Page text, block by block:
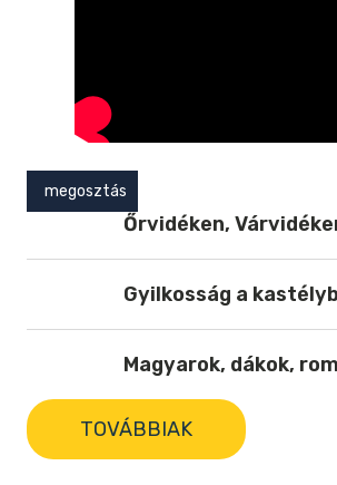
megosztás
Őrvidéken,
Gyilkosság a
Magyarok, dákok,
TOVÁBBIAK